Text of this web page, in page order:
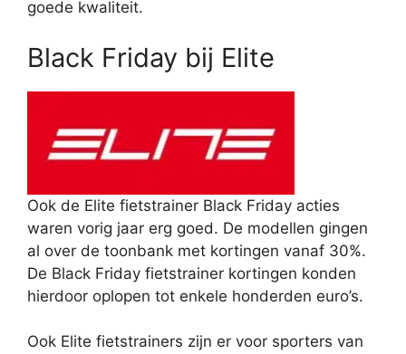
goede kwaliteit.
Black Friday bij Elite
Ook de Elite fietstrainer Black Friday acties
waren vorig jaar erg goed. De modellen gingen
al over de toonbank met kortingen vanaf 30%.
De Black Friday fietstrainer kortingen konden
hierdoor oplopen tot enkele honderden euro’s.
Ook Elite fietstrainers zijn er voor sporters van